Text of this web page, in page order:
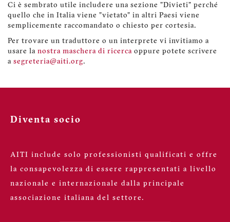
Ci è sembrato utile includere una sezione "Divieti" perché
quello che in Italia viene "vietato" in altri Paesi viene
semplicemente raccomandato o chiesto per cortesia.
Per trovare un traduttore o un interprete vi invitiamo a
usare la nostra maschera di ricerca oppure potete scrivere
a segreteria@aiti.org.
Diventa socio
AITI include solo professionisti qualificati e offre
la consapevolezza di essere rappresentati a livello
nazionale e internazionale dalla principale
associazione italiana del settore.